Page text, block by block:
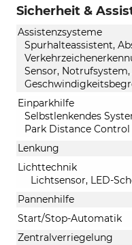
Sicherheit &
Assistenzsysteme
Spurhalteassistent,
Sensor,
Einparkhilfe
Selbstlenkendes
Park Distance
Lenkung
Lichttechnik
Lichtsensor, LED-
Pannenhilfe
Start/Stop-Automatik
Zentralverriegelung